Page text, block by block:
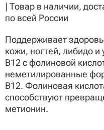
| Товар в наличии,
по всей России
Поддерживает
кожи, ногтей, либидо и
B12 с фолиновой
неметилированные
B12. Фолиновая
способствуют
метионин.